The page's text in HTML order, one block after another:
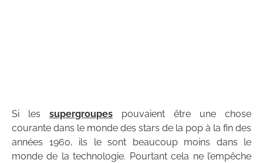
Si les supergroupes pouvaient être une chose
courante dans le monde des stars de la pop à la fin des
années 1960, ils le sont beaucoup moins dans le
monde de la technologie. Pourtant cela ne l’empêche